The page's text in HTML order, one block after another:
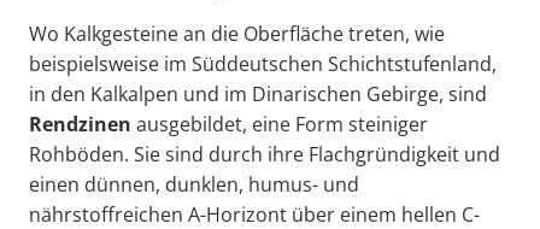
Wo Kalkgesteine an die Oberfläche treten, wie
beispielsweise im Süddeutschen Schichtstufenland,
in den Kalkalpen und im Dinarischen Gebirge, sind
Rendzinen ausgebildet, eine Form steiniger
Rohböden. Sie sind durch ihre Flachgründigkeit und
einen dünnen, dunklen, humus- und
nährstoffreichen A-Horizont über einem hellen C-